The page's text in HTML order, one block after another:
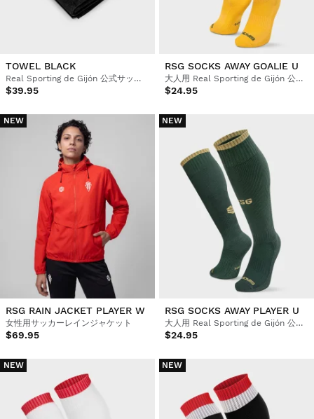
TOWEL BLACK
Real Sporting de Gijón 公式サッカータオル
$39.95
RSG SOCKS AWAY GOALIE U
大人用 Real Sporting de Gijón 公式サッカーソックス
$24.95
NEW
RSG RAIN JACKET PLAYER W
女性用サッカーレインジャケット
$69.95
NEW
RSG SOCKS AWAY PLAYER U
大人用 Real Sporting de Gijón 公式サッカーソックス
$24.95
NEW NEW